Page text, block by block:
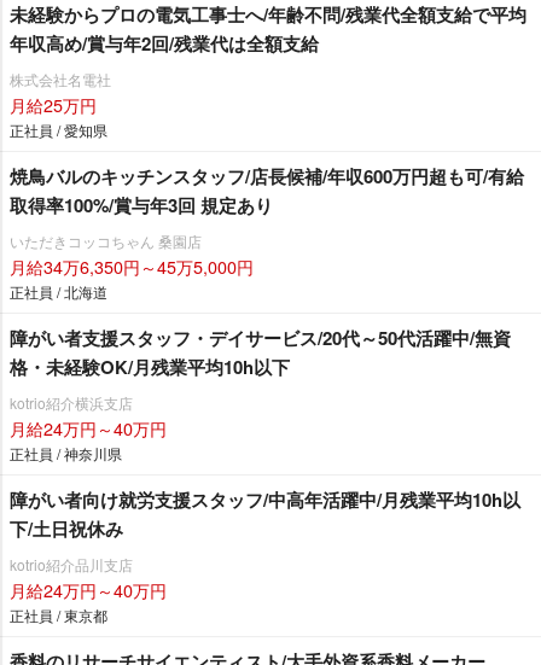
未経験からプロの電気工事士へ/年齢不問/残業代全額支給で平均
年収高め/賞与年2回/残業代は全額支給
株式会社名電社
月給25万円
正社員 / 愛知県
焼鳥バルのキッチンスタッフ/店長候補/年収600万円超も可/有給
取得率100%/賞与年3回 規定あり
いただきコッコちゃん 桑園店
月給34万6,350円～45万5,000円
正社員 / 北海道
障がい者支援スタッフ・デイサービス/20代～50代活躍中/無資
格・未経験OK/月残業平均10h以下
kotrio紹介横浜支店
月給24万円～40万円
正社員 / 神奈川県
障がい者向け就労支援スタッフ/中高年活躍中/月残業平均10h以
下/土日祝休み
kotrio紹介品川支店
月給24万円～40万円
正社員 / 東京都